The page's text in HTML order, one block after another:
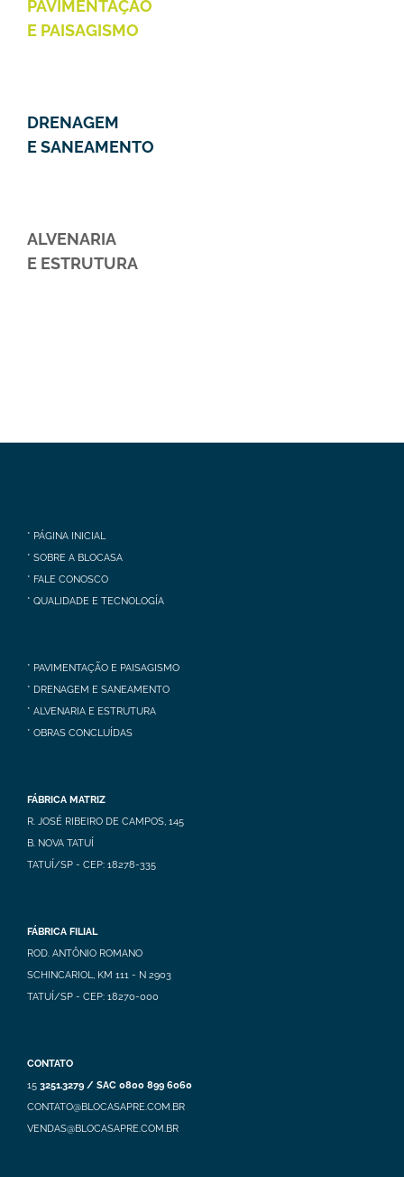
PAVIMENTAÇÃO
E PAISAGISMO
DRENAGEM
E SANEAMENTO
ALVENARIA
E ESTRUTURA
* PÁGINA INICIAL
* SOBRE A BLOCASA
* FALE CONOSCO
* QUALIDADE E TECNOLOGÍA
* PAVIMENTAÇÃO E PAISAGISMO
* DRENAGEM E SANEAMENTO
* ALVENARIA E ESTRUTURA
* OBRAS CONCLUÍDAS
FÁBRICA MATRIZ
R. JOSÉ RIBEIRO DE CAMPOS, 145
B. NOVA TATUÍ
TATUÍ/SP - CEP: 18278-335
FÁBRICA FILIAL
ROD. ANTÔNIO ROMANO
SCHINCARIOL, KM 111 - N 2903
TATUÍ/SP - CEP: 18270-000
CONTATO
15 3251.3279 / SAC 0800 899 6060
CONTATO@BLOCASAPRE.COM.BR
VENDAS@BLOCASAPRE.COM.BR